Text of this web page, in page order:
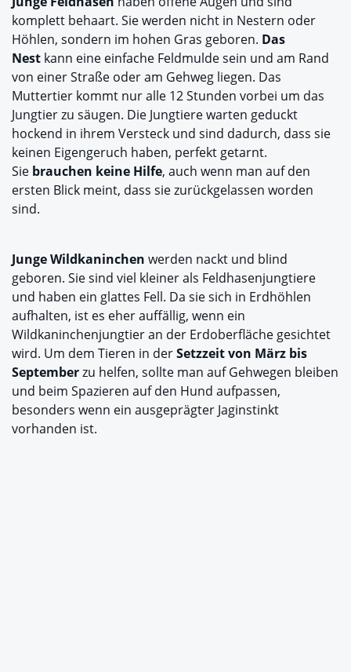
komplett behaart. Sie werden nicht in Nestern oder
Höhlen, sondern im hohen Gras geboren. Das
Nest kann eine einfache Feldmulde sein und am Rand
von einer Straße oder am Gehweg liegen. Das
Muttertier kommt nur alle 12 Stunden vorbei um das
Jungtier zu säugen. Die Jungtiere warten geduckt
hockend in ihrem Versteck und sind dadurch, dass sie
keinen Eigengeruch haben, perfekt getarnt.
Sie brauchen keine Hilfe, auch wenn man auf den
ersten Blick meint, dass sie zurückgelassen worden
sind.
Junge Wildkaninchen werden nackt und blind
geboren. Sie sind viel kleiner als Feldhasenjungtiere
und haben ein glattes Fell. Da sie sich in Erdhöhlen
aufhalten, ist es eher auffällig, wenn ein
Wildkaninchenjungtier an der Erdoberfläche gesichtet
wird. Um dem Tieren in derSetzzeit von März bis
Septemberzu helfen, sollte man auf Gehwegen bleiben
und beim Spazieren auf den Hund aufpassen,
besonders wenn ein ausgeprägter Jaginstinkt
vorhanden ist.